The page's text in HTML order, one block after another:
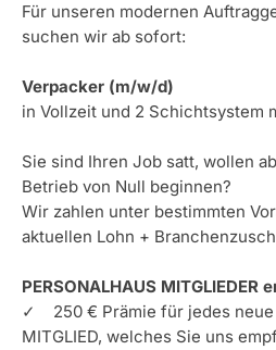
Für unseren modernen
suchen wir ab sofort:
Verpacker (m/w/d)
in Vollzeit und 2 Schichtsystem
Sie sind Ihren Job satt, wollen
Betrieb von Null beginnen?
Wir zahlen unter bestimmten
aktuellen Lohn +
PERSONALHAUS MITGLIEDER
✓ 250 € Prämie für jedes neue
MITGLIED, welches Sie uns